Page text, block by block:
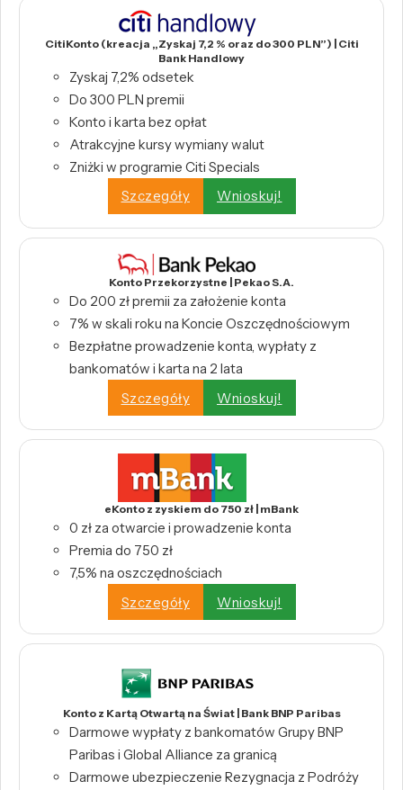
CitiKonto (kreacja „Zyskaj 7,2 % oraz do 300 PLN”) | Citi
Bank Handlowy
Zyskaj 7,2% odsetek
Do 300 PLN premii
Konto i karta bez opłat
Atrakcyjne kursy wymiany walut
Zniżki w programie Citi Specials
Szczegóły
Wnioskuj!
Konto Przekorzystne | Pekao S.A.
Do 200 zł premii za założenie konta
7% w skali roku na Koncie Oszczędnościowym
Bezpłatne prowadzenie konta, wypłaty z
bankomatów i karta na 2 lata
Szczegóły
Wnioskuj!
eKonto z zyskiem do 750 zł | mBank
0 zł za otwarcie i prowadzenie konta
Premia do 750 zł
7,5% na oszczędnościach
Szczegóły
Wnioskuj!
Konto z Kartą Otwartą na Świat | Bank BNP Paribas
Darmowe wypłaty z bankomatów Grupy BNP
Paribas i Global Alliance za granicą
Darmowe ubezpieczenie Rezygnacja z Podróży